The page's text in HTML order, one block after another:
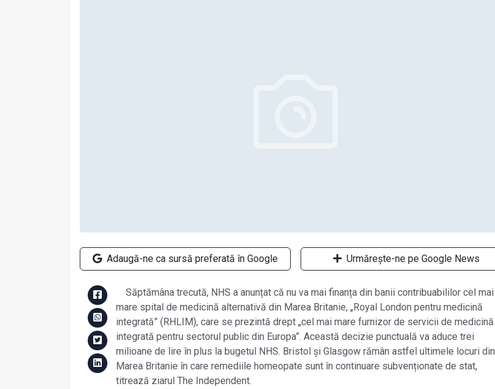
Adaugă-ne ca sursă preferată în Google Urmărește-ne pe Google News
Săptămâna trecută, NHS a anunțat că nu va mai finanța din banii contribuabililor cel mai
mare spital de medicină alternativă din Marea Britanie, „Royal London pentru medicină
integrată” (RHLIM), care se prezintă drept „cel mai mare furnizor de servicii de medicină
integrată pentru sectorul public din Europa”. Această decizie punctuală va aduce trei
milioane de lire în plus la bugetul NHS. Bristol și Glasgow rămân astfel ultimele locuri din
Marea Britanie în care remediile homeopate sunt în continuare subvenționate de stat,
titrează ziarul The Independent.